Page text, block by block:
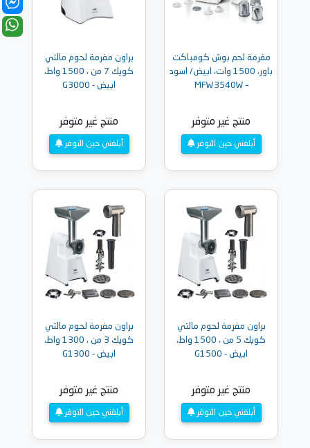
مفرمة لحم بوش كومباكت
باور، 1500 وات، ابيض/ اسود
– MFW3540W
منتج غير متوفر
أبلغني حين التوفر
براون مفرمة لحوم مالتي
كويك 7 من ، 1500 واط،
ابيض - G3000
منتج غير متوفر
أبلغني حين التوفر
براون مفرمة لحوم مالتي
كويك 5 من ، 1500 واط،
ابيض - G1500
منتج غير متوفر
أبلغني حين التوفر
براون مفرمة لحوم مالتي
كويك 3 من ، 1300 واط،
ابيض - G1300
منتج غير متوفر
أبلغني حين التوفر